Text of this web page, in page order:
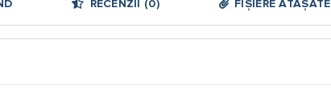
RECENZII (0) FIȘIERE ATAȘATE